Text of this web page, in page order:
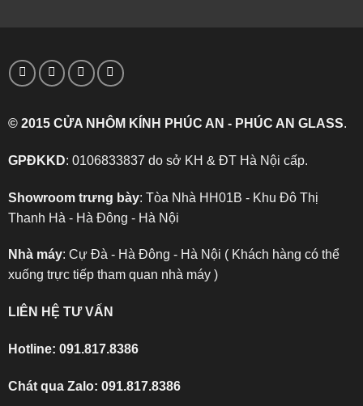
© 2015 CỬA NHÔM KÍNH PHÚC AN - PHÚC AN GLASS.
GPĐKKD: 0106833837 do sở KH & ĐT Hà Nội cấp.
Showroom trưng bày: Tòa Nhà HH01B - Khu Đô Thị
Thanh Hà - Hà Đông - Hà Nội
Nhà máy: Cự Đà - Hà Đông - Hà Nội ( Khách hàng có thể
xuống trực tiếp tham quan nhà máy )
LIÊN HỆ TƯ VẤN
Hotline: 091.817.8386
Chát qua Zalo: 091.817.8386